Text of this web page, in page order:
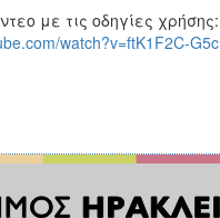
με τις οδηγίες χρήσης:
watch?v=ftK1F2C-G5c